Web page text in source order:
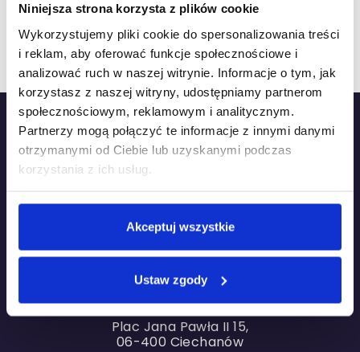
Niniejsza strona korzysta z plików cookie
Wykorzystujemy pliki cookie do spersonalizowania treści
i reklam, aby oferować funkcje społecznościowe i
analizować ruch w naszej witrynie. Informacje o tym, jak
korzystasz z naszej witryny, udostępniamy partnerom
społecznościowym, reklamowym i analitycznym.
Partnerzy mogą połączyć te informacje z innymi danymi
otrzymanymi od Ciebie lub uzyskanymi podczas
korzystania z ich usług.
Akceptuj wszystkie
Ustaw zgody
Jak dotąd brak ocen! Bądź pierwszą osobą, która
oceni tę stronę.
Oddział w Warszawie
ul. Grzybowska 87
Concept Tower
00-844 Warszawa
Oddział w Ciechanowie
Plac Jana Pawła II 15,
06-400 Ciechanów